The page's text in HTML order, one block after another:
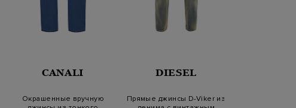
CANALI
Окрашенные вручную
DIESEL
Прямые джинсы D-Viker из